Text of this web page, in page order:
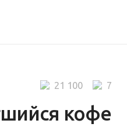
кофе
7
21 100